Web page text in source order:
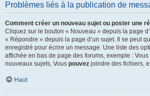
Problèmes liés à la publication de
Comment créer un nouveau sujet ou poster une
Cliquez sur le bouton « Nouveau » depuis la page
« Répondre » depuis la page d’un sujet. Il se peut
enregistré pour écrire un message. Une liste des
affichée en bas de page des forums, exemple : Vous
nouveaux sujets, Vous pouvez joindre des fichiers,
Haut